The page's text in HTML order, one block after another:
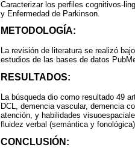
Caracterizar los perfiles cognitivos-
y Enfermedad de Parkinson.
METODOLOGÍA:
La revisión de literatura se realizó
estudios de las bases de datos
RESULTADOS:
La búsqueda dio como resultado 49
DCL, demencia vascular, demencia
atención, y habilidades
fluidez verbal (semántica y
CONCLUSIÓN: